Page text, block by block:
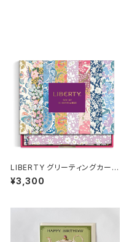
LIBERTY グリーティングカード
セット
¥3,300